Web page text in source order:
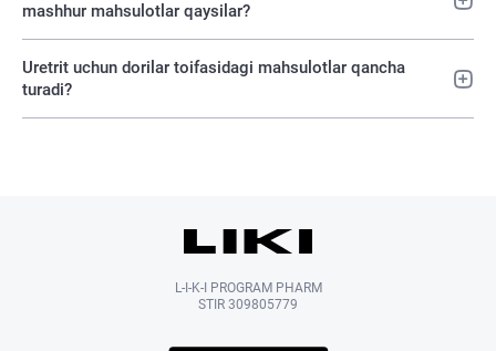
mashhur mahsulotlar qaysilar?
Uretrit uchun dorilar toifasidagi mahsulotlar qancha
turadi?
L-I-K-I PROGRAM PHARM
STIR 309805779